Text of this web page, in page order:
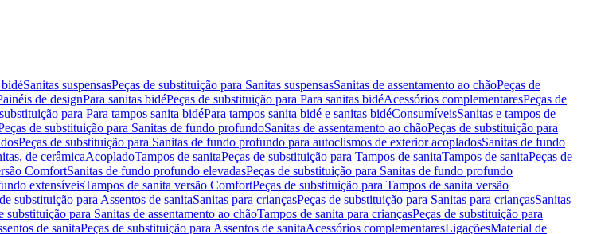
bidéSanitas suspensasPeças de substituição para Sanitas suspensasSanitas de assentamento ao chãoPeças de
de designPara sanitas bidéPeças de substituição para Para sanitas bidéAcessórios complementaresPeças de
para Para tampos sanita bidéPara tampos sanita bidé e sanitas bidéConsumíveisSanitas e tampos de
de substituição para Sanitas de fundo profundoSanitas de assentamento ao chãoPeças de substituição para
Peças de substituição para Sanitas de fundo profundo para autoclismos de exterior acopladosSanitas de fundo
de cerâmicaAcopladoTampos de sanitaPeças de substituição para Tampos de sanitaTampos de sanitaPeças de
ComfortSanitas de fundo profundo elevadasPeças de substituição para Sanitas de fundo profundo
extensíveisTampos de sanita versão ComfortPeças de substituição para Tampos de sanita versão
substituição para Assentos de sanitaSanitas para criançasPeças de substituição para Sanitas para criançasSanitas
substituição para Sanitas de assentamento ao chãoTampos de sanita para criançasPeças de substituição para
de sanitaPeças de substituição para Assentos de sanitaAcessórios complementaresLigaçõesMaterial de